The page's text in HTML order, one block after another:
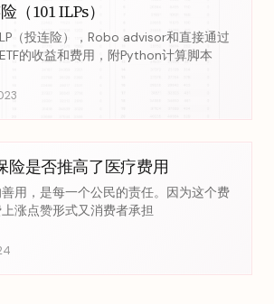
（101 ILPs）
（投连险），Robo advisor和直接通过
的收益和费用，附Python计算脚本
险是否推高了医疗费用
用，是每一个公民的责任。因为这个费
涨点赞形式又消费者承担